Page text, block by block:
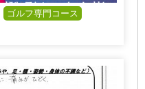
ゴルフ専門コース